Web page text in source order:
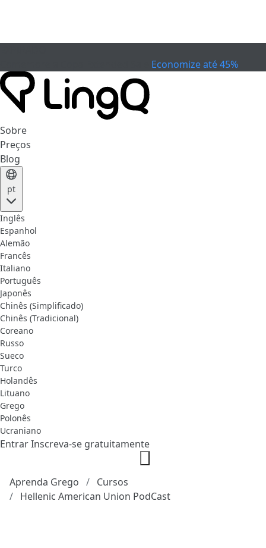
Economize até 45%
Sobre
Preços
Blog
pt
Inglês
Espanhol
Alemão
Francês
Italiano
Português
Japonês
Chinês (Simplificado)
Chinês (Tradicional)
Coreano
Russo
Sueco
Turco
Holandês
Lituano
Grego
Polonês
Ucraniano
EntrarInscreva-se gratuitamente
Aprenda Grego
Cursos
Hellenic American Union PodCast